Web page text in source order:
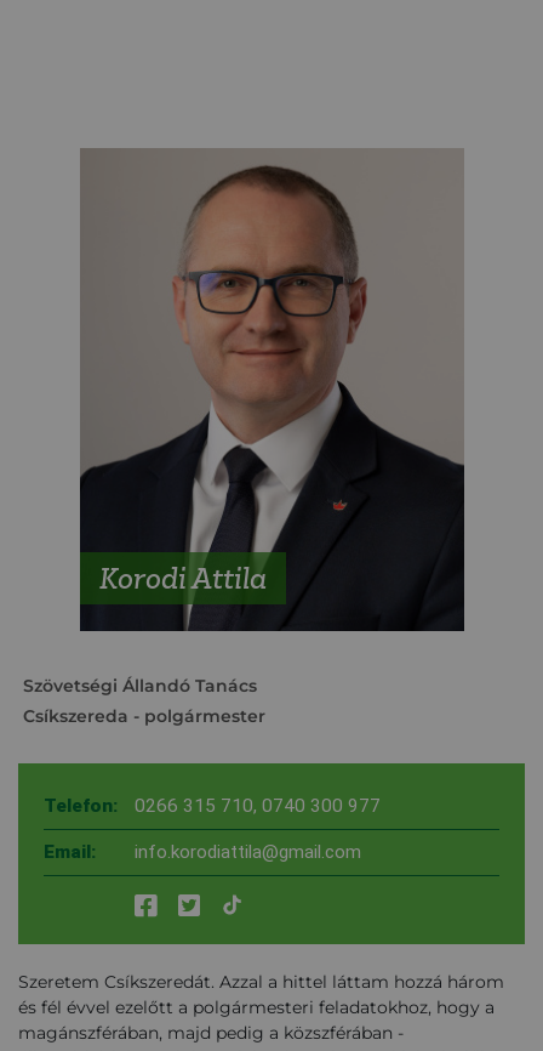
Korodi Attila
Szövetségi Állandó Tanács
Csíkszereda - polgármester
Telefon: 0266 315 710, 0740 300 977
Email: info.korodiattila@gmail.com
Szeretem Csíkszeredát. Azzal a hittel láttam hozzá három
és fél évvel ezelőtt a polgármesteri feladatokhoz, hogy a
magánszférában, majd pedig a közszférában -